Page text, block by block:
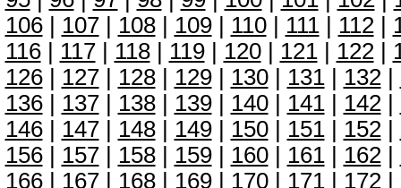
106| 107| 108| 109| 110| 111| 112|
116| 117| 118| 119| 120| 121| 122|
126| 127| 128| 129| 130| 131| 132|
136| 137| 138| 139| 140| 141| 142|
146| 147| 148| 149| 150| 151| 152|
156| 157| 158| 159| 160| 161| 162|
166| 167| 168| 169| 170| 171| 172|